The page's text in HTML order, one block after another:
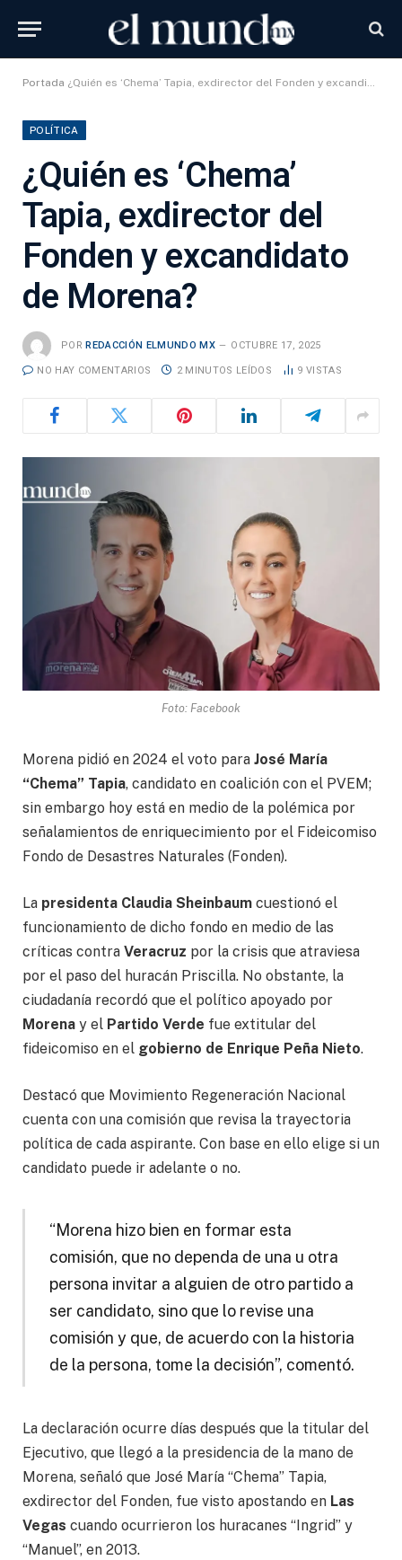
Portada ¿Quién es ‘Chema’ Tapia, exdirector del Fonden y excandidato de Morena?
POLÍTICA
¿Quién es ‘Chema’
Tapia, exdirector del
Fonden y excandidato
de Morena?
POR REDACCIÓN ELMUNDO MX OCTUBRE 17, 2025
NO HAY COMENTARIOS 2 MINUTOS LEÍDOS 9 VISTAS
Foto: Facebook
Morena pidió en 2024 el voto para José María
“Chema” Tapia, candidato en coalición con el PVEM;
sin embargo hoy está en medio de la polémica por
señalamientos de enriquecimiento por el Fideicomiso
Fondo de Desastres Naturales (Fonden).
La presidenta Claudia Sheinbaum cuestionó el
funcionamiento de dicho fondo en medio de las
críticas contra Veracruz por la crisis que atraviesa
por el paso del huracán Priscilla. No obstante, la
ciudadanía recordó que el político apoyado por
Morena y el Partido Verde fue extitular del
fideicomiso en el gobierno de Enrique Peña Nieto.
Destacó que Movimiento Regeneración Nacional
cuenta con una comisión que revisa la trayectoria
política de cada aspirante. Con base en ello elige si un
candidato puede ir adelante o no.
“Morena hizo bien en formar esta
comisión, que no dependa de una u otra
persona invitar a alguien de otro partido a
ser candidato, sino que lo revise una
comisión y que, de acuerdo con la historia
de la persona, tome la decisión”, comentó.
La declaración ocurre días después que la titular del
Ejecutivo, que llegó a la presidencia de la mano de
Morena, señaló que José María “Chema” Tapia,
exdirector del Fonden, fue visto apostando en Las
Vegas cuando ocurrieron los huracanes “Ingrid” y
“Manuel”, en 2013.